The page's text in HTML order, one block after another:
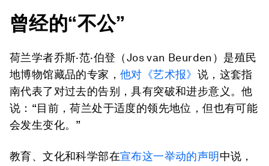
曾经的“不公”
荷兰学者乔斯·范·伯登（Jos van Beurden）是殖民
地博物馆藏品的专家， 他对《艺术报》 说，这套指
南代表了对过去的告别，具有突破和进步意义。他
说：“目前，荷兰处于适度的领先地位，但也有可能
会发生变化。”
教育、文化和科学部在宣布这一举动的声明 中说，